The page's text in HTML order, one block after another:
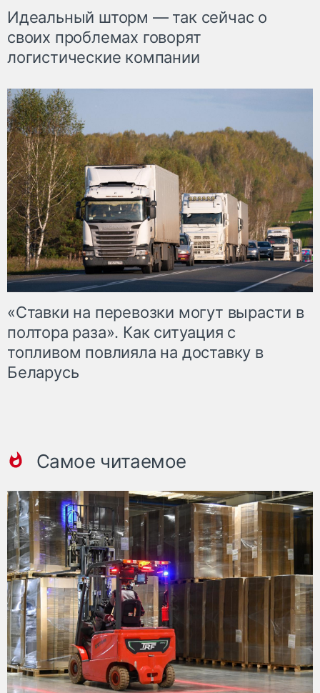
Идеальный шторм — так сейчас о
своих проблемах говорят
логистические компании
«Ставки на перевозки могут вырасти в
полтора раза». Как ситуация с
топливом повлияла на доставку в
Беларусь
Самое читаемое